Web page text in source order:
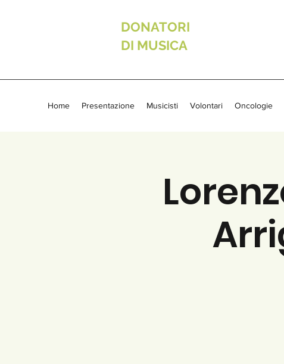
DONATORI
DI MUSICA
Home Presentazione Musicisti Volontari Oncologie